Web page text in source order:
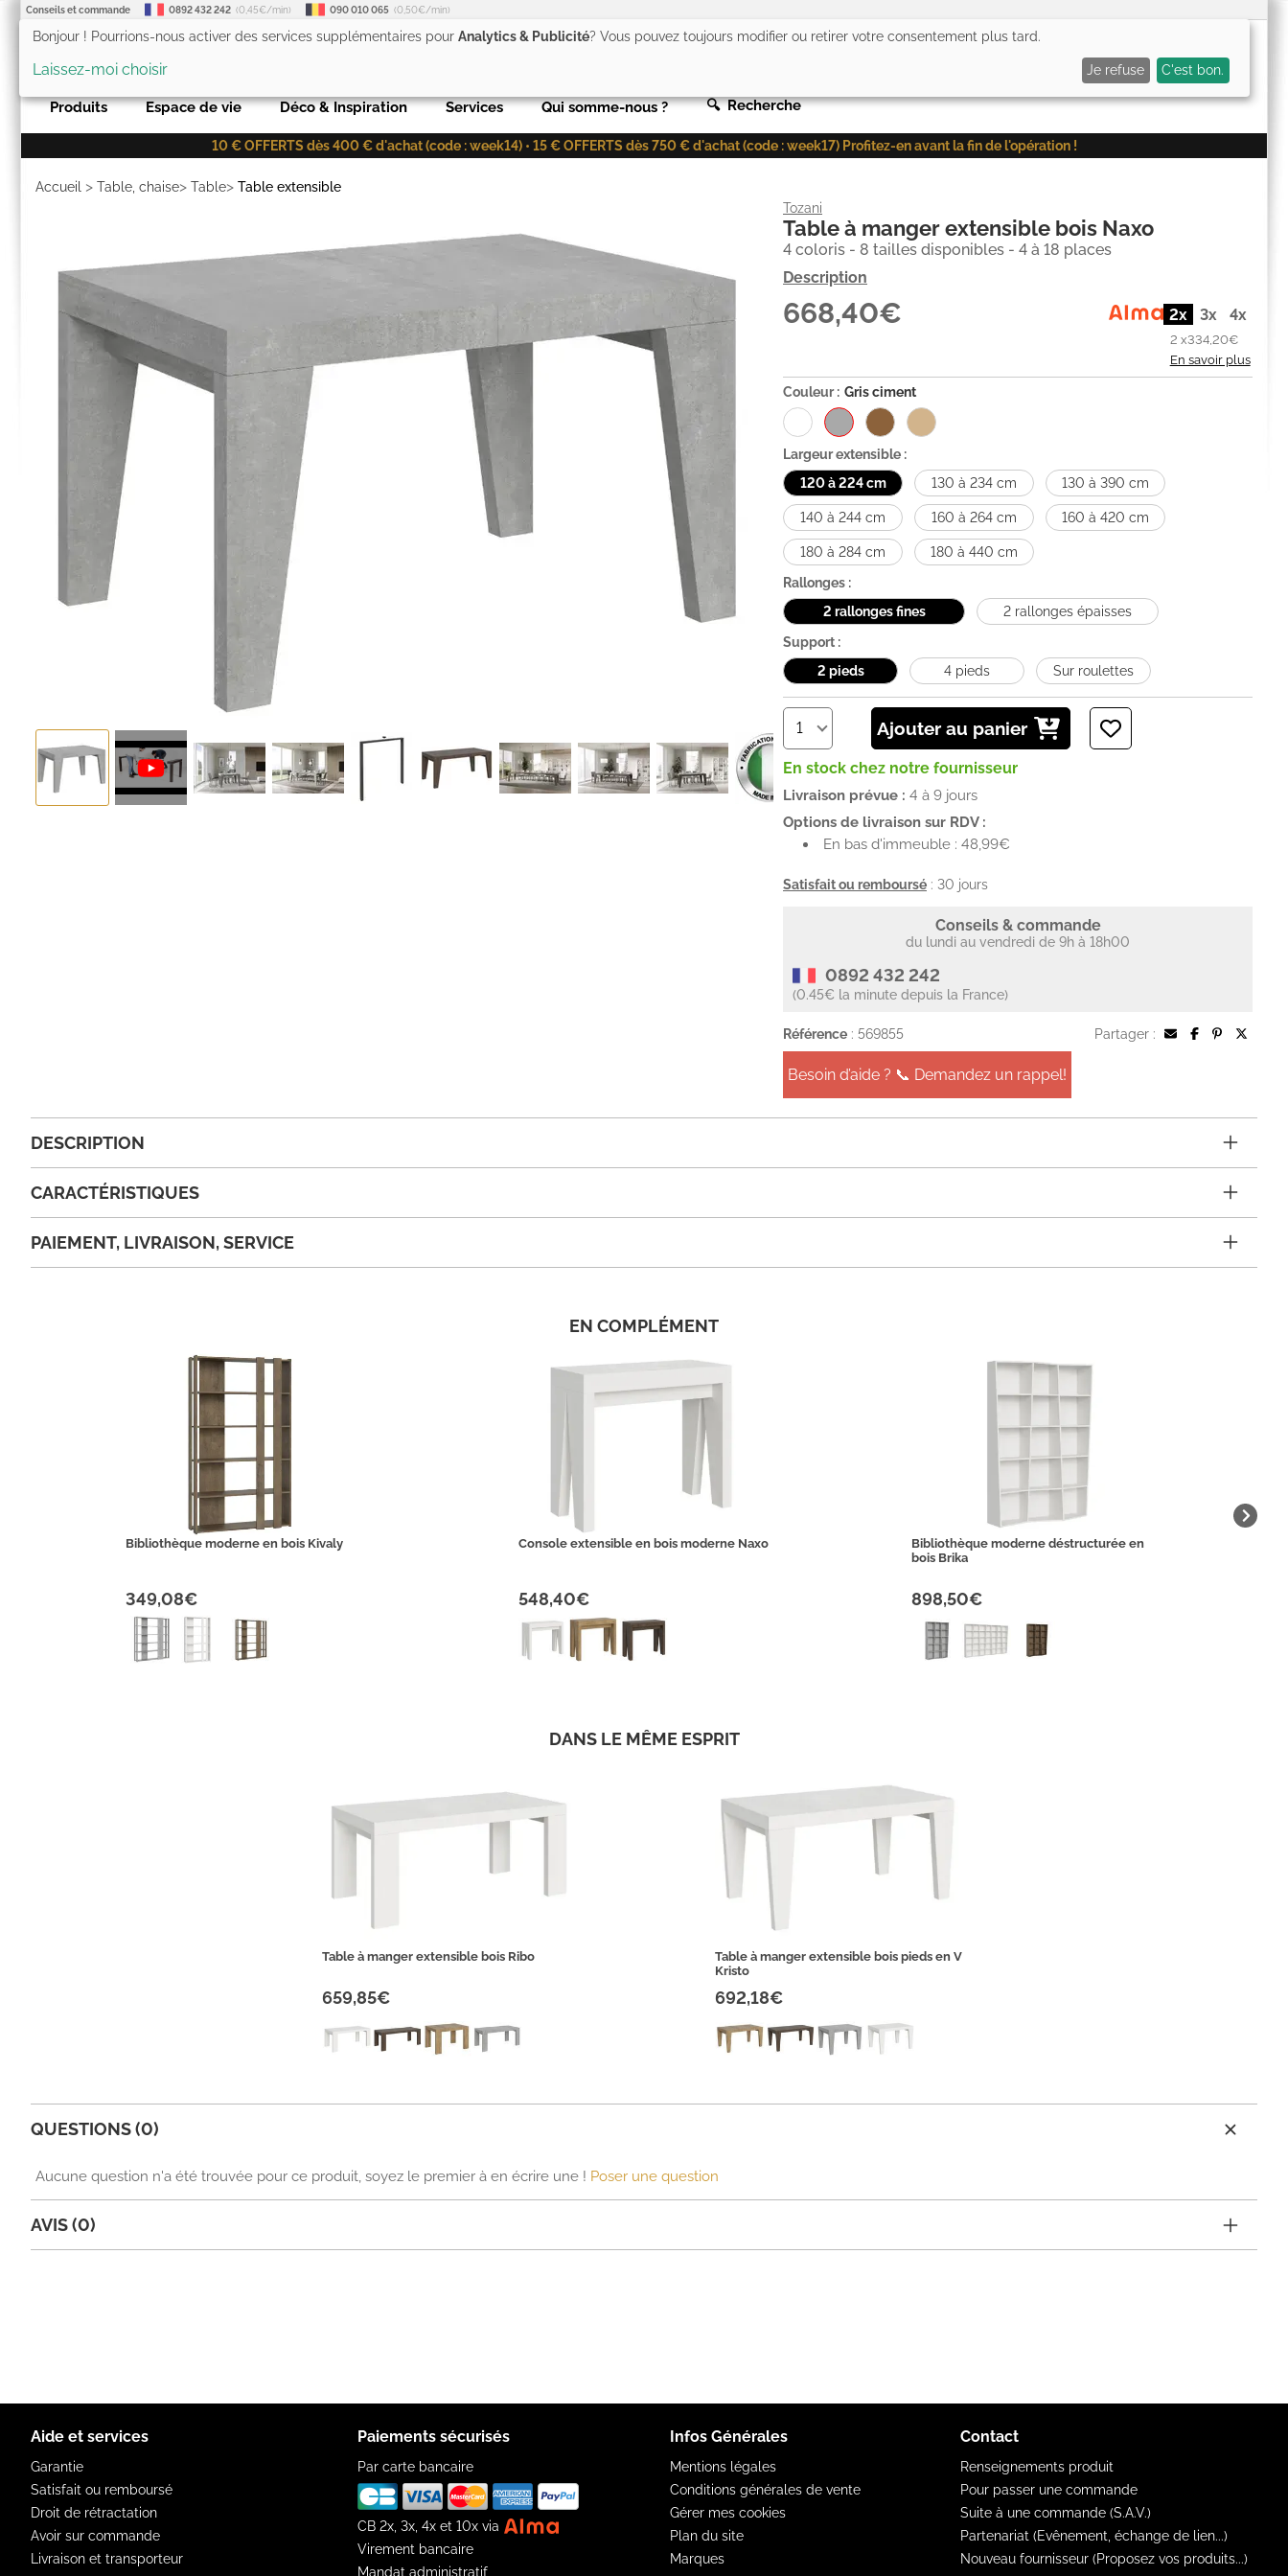
Conseils et commande 0892 432 242 (0,45€/min) 090 010 065 (0,50€/min)
0) Mon panier (0
Produits Espace de vie Déco & Inspiration Services Qui somme-nous ? 🔍 Recherche
10 € OFFERTS dès 400 € d'achat (code : week14) • 15 € OFFERTS dès 750 € d'achat (code : week17) Profitez-en avant la fin de l'opération !
Accueil > Table, chaise> Table> Table extensible
Tozani
Table à manger extensible bois Naxo
4 coloris - 8 tailles disponibles - 4 à 18 places
Description
668,40€ 2x 3x 4x
2 x334,20€
En savoir plus
Couleur : Gris ciment
Largeur extensible :
120 à 224 cm
130 à 234 cm 130 à 390 cm
140 à 244 cm 160 à 264 cm 160 à 420 cm
180 à 284 cm
180 à 440 cm
Rallonges :
2 rallonges fines
2 rallonges épaisses
Support :
2 pieds
4 pieds Sur roulettes
Ajouter au panier
En stock chez notre fournisseur
Livraison prévue : 4 à 9 jours
Options de livraison sur RDV :
En bas d'immeuble : 48,99€
Satisfait ou remboursé : 30 jours
Conseils & commande
du lundi au vendredi de 9h à 18h00
0892 432 242
(0.45€ la minute depuis la France)
Référence : 569855 Partager :
Besoin d’aide ? 📞 Demandez un rappel!
DESCRIPTION
CARACTÉRISTIQUES
PAIEMENT, LIVRAISON, SERVICE
EN COMPLÉMENT
Bibliothèque moderne en bois Kivaly
349,08€
Console extensible en bois moderne Naxo
548,40€
Bibliothèque moderne déstructurée en
bois Brika
898,50€
DANS LE MÊME ESPRIT
Table à manger extensible bois Ribo
659,85€
Table à manger extensible bois pieds en V
Kristo
692,18€
QUESTIONS (0)
Aucune question n'a été trouvée pour ce produit, soyez le premier à en écrire une ! Poser une question
AVIS (0)
Aide et services
Garantie
Satisfait ou remboursé
Droit de rétractation
Avoir sur commande
Livraison et transporteur
Paiements sécurisés
Par carte bancaire
CB 2x, 3x, 4x et 10x via
Virement bancaire
Mandat administratif
Infos Générales
Mentions légales
Conditions générales de vente
Gérer mes cookies
Plan du site
Marques
Contact
Renseignements produit
Pour passer une commande
Suite à une commande (S.A.V.)
Partenariat (Evênement, échange de lien...)
Nouveau fournisseur (Proposez vos produits...)
Bonjour ! Pourrions-nous activer des services supplémentaires pour Analytics & Publicité? Vous pouvez toujours modifier ou retirer votre consentement plus tard.
Laissez-moi choisir Je refuse C'est bon.